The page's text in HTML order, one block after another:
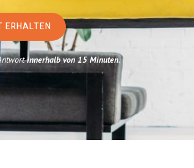
ERHALTEN
innerhalb von 15 Minuten.